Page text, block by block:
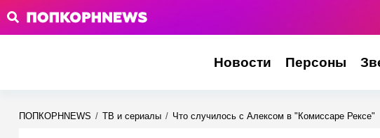
Новости Персоны
ПОПКОРНNEWS / ТВ и сериалы / Что случилось с Алексом в "Комиссаре Рексе"